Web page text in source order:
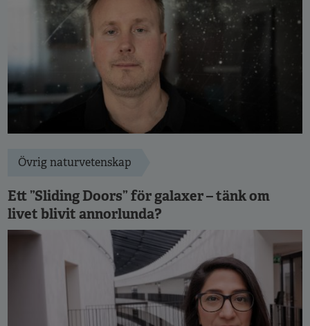
Övrig naturvetenskap
Ett ”Sliding Doors” för galaxer – tänk om
livet blivit annorlunda?